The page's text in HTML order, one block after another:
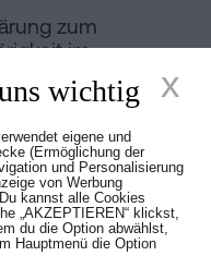
zum
im
in
ist. Wenn
in Spanien
im
wichtig
eigene und
(Ermöglichung der
und Personalisierung
von Werbung
kannst alle Cookies
„AKZEPTIEREN“ klickst,
du die Option abwählst,
Hauptmenü die Option
x